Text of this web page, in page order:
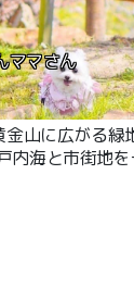
ママさん
山に広がる緑
内海と市街地